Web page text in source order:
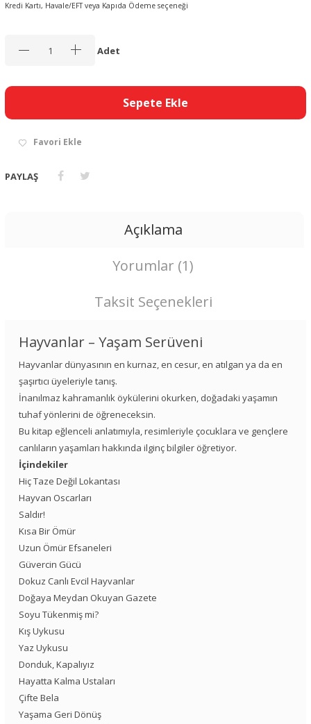
Kredi Kartı, Havale/EFT veya Kapıda Ödeme seçeneği
Adet
Sepete Ekle
Favori Ekle
PAYLAŞ
Açıklama
Yorumlar (1)
Taksit Seçenekleri
Hayvanlar – Yaşam Serüveni
Hayvanlar dünyasının en kurnaz, en cesur, en atılgan ya da en
şaşırtıcı üyeleriyle tanış.
İnanılmaz kahramanlık öykülerini okurken, doğadaki yaşamın
tuhaf yönlerini de öğreneceksin.
Bu kitap eğlenceli anlatımıyla, resimleriyle çocuklara ve gençlere
canlıların yaşamları hakkında ilginç bilgiler öğretiyor.
İçindekiler
Hiç Taze Değil Lokantası
Hayvan Oscarları
Saldır!
Kısa Bir Ömür
Uzun Ömür Efsaneleri
Güvercin Gücü
Dokuz Canlı Evcil Hayvanlar
Doğaya Meydan Okuyan Gazete
Soyu Tükenmiş mi?
Kış Uykusu
Yaz Uykusu
Donduk, Kapalıyız
Hayatta Kalma Ustaları
Çifte Bela
Yaşama Geri Dönüş